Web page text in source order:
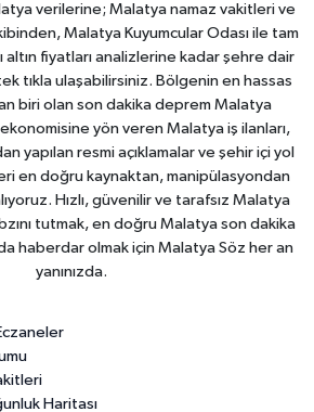
verilerine; Malatya namaz vakitleri ve
Malatya Kuyumcular Odası ile tam
fiyatları analizlerine kadar şehre dair
tıkla ulaşabilirsiniz. Bölgenin en hassas
biri olan son dakika deprem Malatya
yön veren Malatya iş ilanları,
yapılan resmi açıklamalar ve şehir içi yol
en doğru kaynaktan, manipülasyondan
Hızlı, güvenilir ve tarafsız Malatya
tutmak, en doğru Malatya son dakika
haberdar olmak için Malatya Söz her an
yanınızda.
Haritası